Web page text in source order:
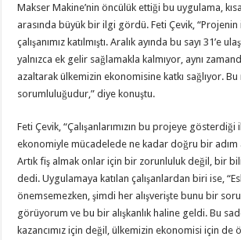
Makser Makine’nin öncülük ettiği bu uygulama,
arasında büyük bir ilgi gördü. Feti Çevik, “Projenin
çalışanımız katılmıştı. Aralık ayında bu sayı 31’e
yalnızca ek gelir sağlamakla kalmıyor, aynı zamanda
azaltarak ülkemizin ekonomisine katkı sağlıyor.
sorumluluğudur,” diye konuştu.
Feti Çevik, “Çalışanlarımızın bu projeye gösterdiği
ekonomiyle mücadelede ne kadar doğru bir adım
Artık fiş almak onlar için bir zorunluluk değil, bir
dedi. Uygulamaya katılan çalışanlardan biri ise,
önemsemezken, şimdi her alışverişte bunu bir
görüyorum ve bu bir alışkanlık haline geldi. Bu
kazancımız için değil, ülkemizin ekonomisi için de